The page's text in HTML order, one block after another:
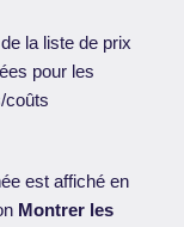
la liste de prix
pour les
coûts
est affiché en
Montrer les